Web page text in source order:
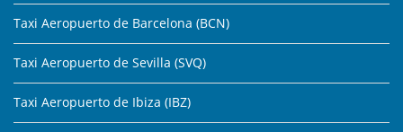
Taxi Aeropuerto de Barcelona (BCN)
Taxi Aeropuerto de Sevilla (SVQ)
Taxi Aeropuerto de Ibiza (IBZ)